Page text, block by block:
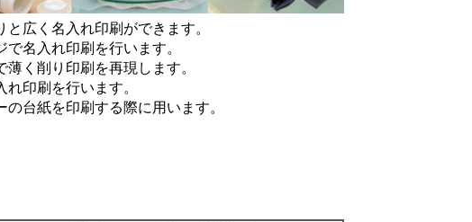
広く名入れ印刷ができます。
名入れ印刷を行います。
く削り印刷を再現します。
印刷を行います。
台紙を印刷する際に用います。